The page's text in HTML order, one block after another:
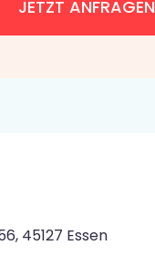
JETZT ANFRAGEN
45127 Essen